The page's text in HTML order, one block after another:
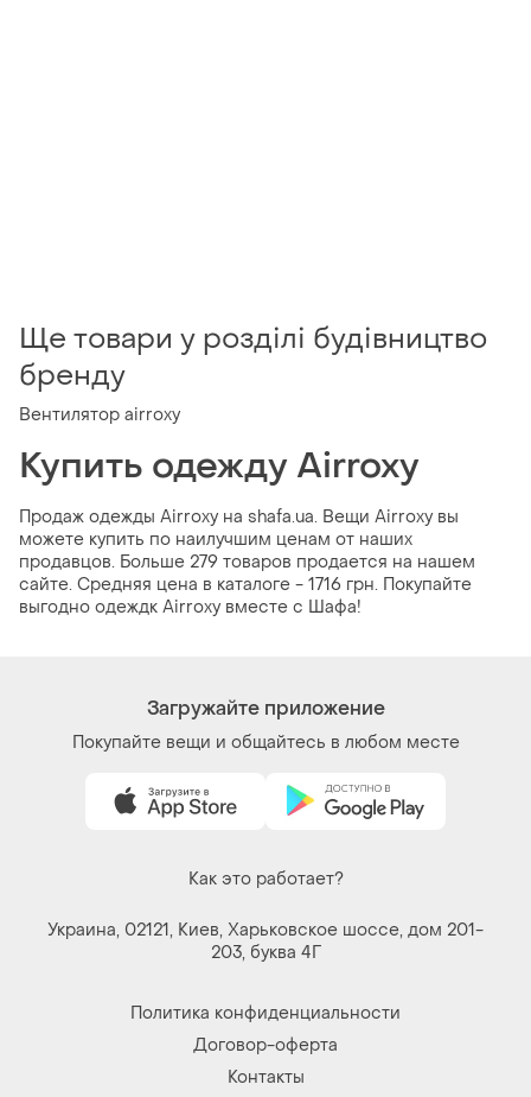
Ще товари у розділі будівництво
бренду
Вентилятор airroxy
Купить одежду Airroxy
Продаж одежды Airroxy на shafa.ua. Вещи Airroxy вы
можете купить по наилучшим ценам от наших
продавцов. Больше 279 товаров продается на нашем
сайте. Средняя цена в каталоге - 1716 грн. Покупайте
выгодно одеждк Airroxy вместе с Шафа!
Загружайте приложение
Покупайте вещи и общайтесь в любом месте
Как это работает?
Украина, 02121, Киев, Харьковское шоссе, дом 201-
203, буква 4Г
Политика конфиденциальности
Договор-оферта
Контакты